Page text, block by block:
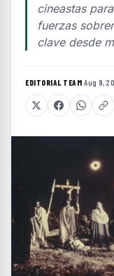
cineastas
fuerzas
clave desde
EDITORIAL TEAM·Aug 9,